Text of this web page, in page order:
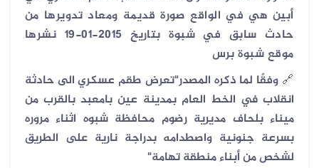
أبين هي في الواقع صورة قديمة ومعاد تدويرها من
حادث سابق في شبوة بتاريخ 2015-01-19 نشرها
موقع شبوة برس
🔗 وفقًا لما ذكره المصدر"تعرض طقم عسكري الى حادثة
انقلاب في الخط العام بمدينة عين بامعبد بالقرب من
ميناء بلحاف مديرية رضوم محافظة شبوه اثناء مروره
بسرعة جنونية واصطدامه بدراجة نارية على الطريق
لشخص من أبناء منطقة تهامة"